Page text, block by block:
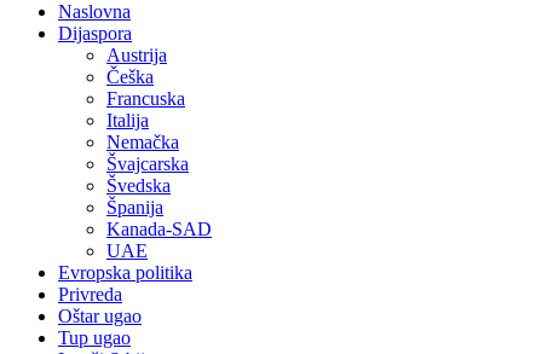
Naslovna
Dijaspora
Austrija
Češka
Francuska
Italija
Nemačka
Švajcarska
Švedska
Španija
Kanada-SAD
UAE
Evropska politika
Privreda
Oštar ugao
Tup ugao